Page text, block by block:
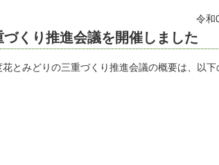
令和
くり推進会議を開催しました
とみどりの三重づくり推進会議の概要は、以下